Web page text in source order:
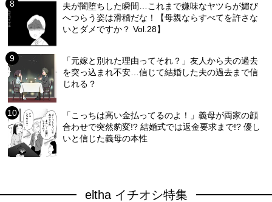
夫が闇堕ちした瞬間…これまで嫌味なヤツらが媚び
へつらう姿は滑稽だな！【母親ならすべてを許さな
いとダメですか？ Vol.28】
「元嫁と別れた理由ってそれ？」友人から夫の過去
を突っ込まれ不安…信じて結婚した夫の過去まで信
じれる？
「こっちは高い金払ってるのよ！」義母が両家の顔
合わせで突然豹変!? 結婚式では返金要求まで!? 優し
いと信じた義母の本性
eltha イチオシ特集